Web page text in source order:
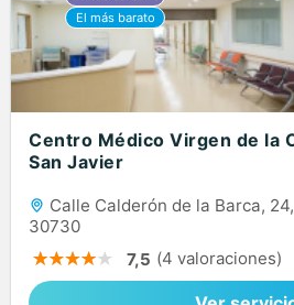
Centro Médico Virgen de la
San Javier
Calle Calderón de la Barca,
30730
7,5 (4 valoraciones)